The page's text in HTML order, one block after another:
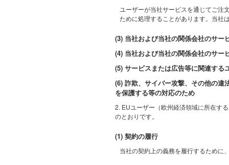
ユーザーが当社サービスを通じてご注
ために処理することがあります。当社
(3) 当社および当社の関係会社のサー
(4) 当社および当社の関係会社のサー
(5) サービスまたは広告等に関連する
(6) 詐欺、サイバー攻撃、その他の違
を保護する等の対応のため
2. EUユーザー（欧州経済領域に所在す
のとおりです。
(1) 契約の履行
当社の契約上の義務を履行するために